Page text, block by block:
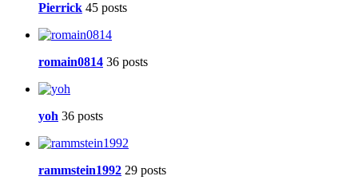
Pierrick 45 posts
romain0814 36 posts
yoh 36 posts
rammstein1992 29 posts